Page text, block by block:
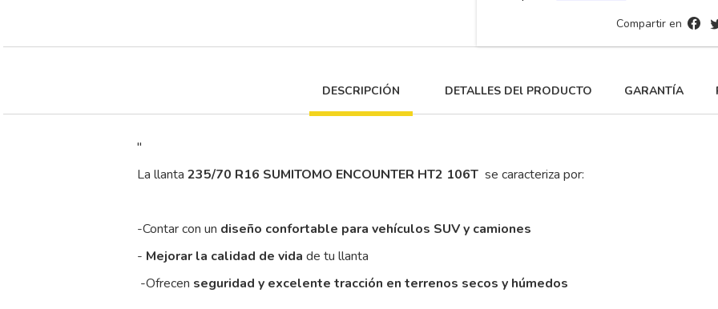
Compartir en
DESCRIPCIÓN DETALLES DEl PRODUCTO GARANTÍA
"
La llanta 235/70 R16 SUMITOMO ENCOUNTER HT2 106T se caracteriza por:
-Contar con un diseño confortable para vehículos SUV y camiones
- Mejorar la calidad de vida de tu llanta
-Ofrecen seguridad y excelente tracción en terrenos secos y húmedos